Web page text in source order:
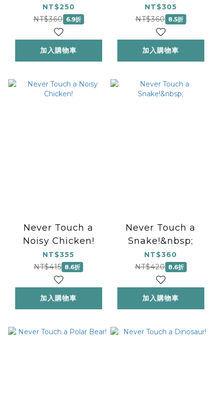
Silly, Santa!
NT$250
NT$360 6.9折
加入購物車
Signing
NT$305
NT$360 8.5折
加入購物車
Never Touch a
Noisy Chicken!
NT$355
NT$415 8.6折
加入購物車
Never Touch a
Snake!&nbsp;
NT$360
NT$420 8.6折
加入購物車